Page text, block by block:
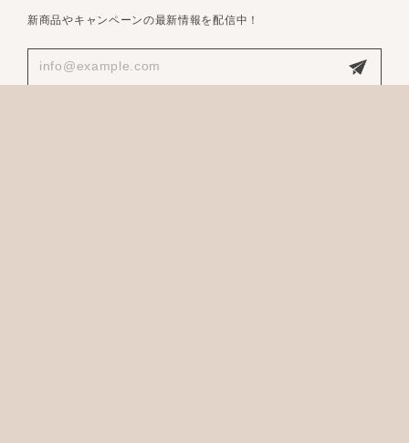
新商品やキャンペーンの最新情報を配信中！